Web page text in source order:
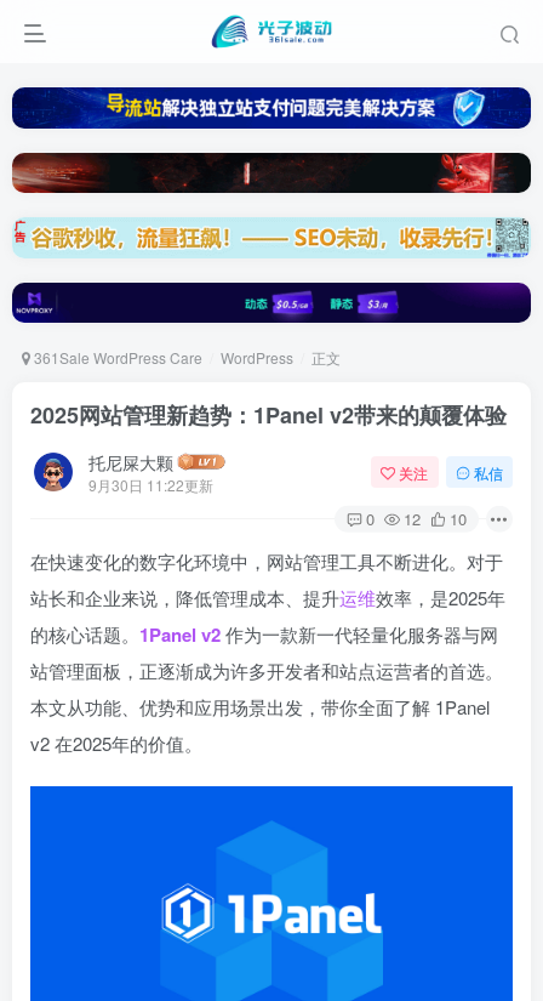
361Sale WordPress Care WordPress 正文
2025网站管理新趋势：1Panel v2带来的颠覆体验
托尼屎大颗
9月30日 11:22更新
关注 私信
0 12 10
在快速变化的数字化环境中，网站管理工具不断进化。对于
站长和企业来说，降低管理成本、提升运维效率，是2025年
的核心话题。 1Panel v2作为一款新一代轻量化服务器与网
站管理面板，正逐渐成为许多开发者和站点运营者的首选。
本文从功能、优势和应用场景出发，带你全面了解 1Panel
v2 在2025年的价值。